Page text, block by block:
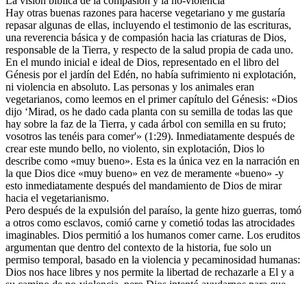
Hay otras buenas razones para hacerse vegetariano y me gustaría
repasar algunas de ellas, incluyendo el testimonio de las escrituras,
una reverencia básica y de compasión hacia las criaturas de Dios,
responsable de la Tierra, y respecto de la salud propia de cada uno.
En el mundo inicial e ideal de Dios, representado en el libro del
Génesis por el jardín del Edén, no había sufrimiento ni explotación,
ni violencia en absoluto. Las personas y los animales eran
vegetarianos, como leemos en el primer capítulo del Génesis: «Dios
dijo ‘Mirad, os he dado cada planta con su semilla de todas las que
hay sobre la faz de la Tierra, y cada árbol con semilla en su fruto;
vosotros las tenéis para comer'» (1:29). Inmediatamente después de
crear este mundo bello, no violento, sin explotación, Dios lo
describe como «muy bueno». Esta es la única vez en la narración en
la que Dios dice «muy bueno» en vez de meramente «bueno» -y
esto inmediatamente después del mandamiento de Dios de mirar
hacia el vegetarianismo.
Pero después de la expulsión del paraíso, la gente hizo guerras, tomó
a otros como esclavos, comió carne y cometió todas las atrocidades
imaginables. Dios permitió a los humanos comer carne. Los eruditos
argumentan que dentro del contexto de la historia, fue solo un
permiso temporal, basado en la violencia y pecaminosidad humanas:
Dios nos hace libres y nos permite la libertad de rechazarle a El y a